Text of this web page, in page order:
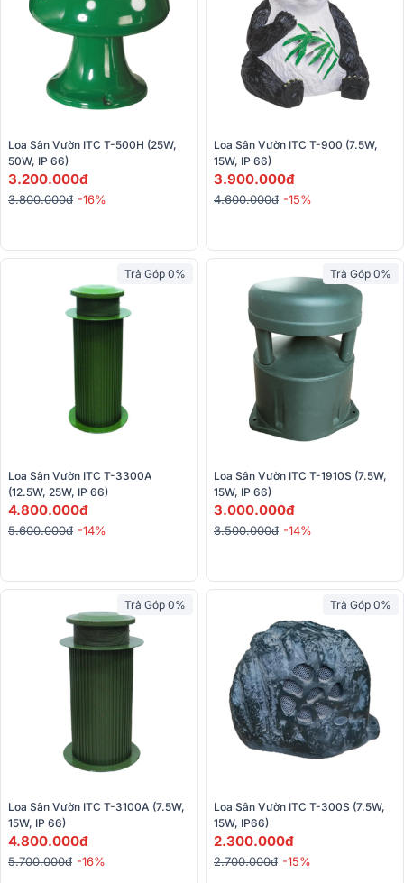
Loa Sân Vườn ITC T-500H (25W,
50W, IP 66)
3.200.000đ
3.800.000đ -16%
Loa Sân Vườn ITC T-900 (7.5W,
15W, IP 66)
3.900.000đ
4.600.000đ -15%
Trả Góp 0%
Loa Sân Vườn ITC T-3300A
4.800.000đ
5.600.000đ -14%
Trả Góp 0%
Loa Sân Vườn ITC T-1910S (7.5W,
3.000.000đ
3.500.000đ -14%
Trả Góp 0%
Loa Sân Vườn ITC T-3100A (7.5W,
15W, IP 66)
4.800.000đ
5.700.000đ -16%
Trả Góp 0%
Loa Sân Vườn ITC T-300S (7.5W,
15W, IP66)
2.300.000đ
2.700.000đ -15%